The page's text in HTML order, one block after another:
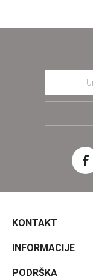
KONTAKT
INFORMACIJE
PODRŠKA